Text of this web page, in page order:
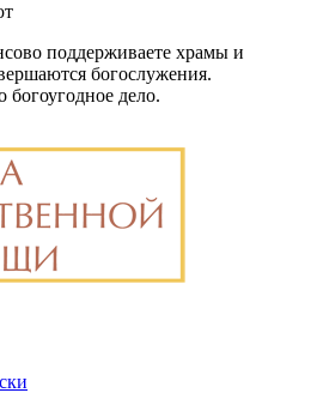
поддерживаете храмы и
богослужения.
богоугодное дело.